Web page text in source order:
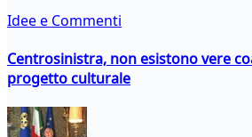
Idee e Commenti
Centrosinistra, non esistono vere
progetto culturale